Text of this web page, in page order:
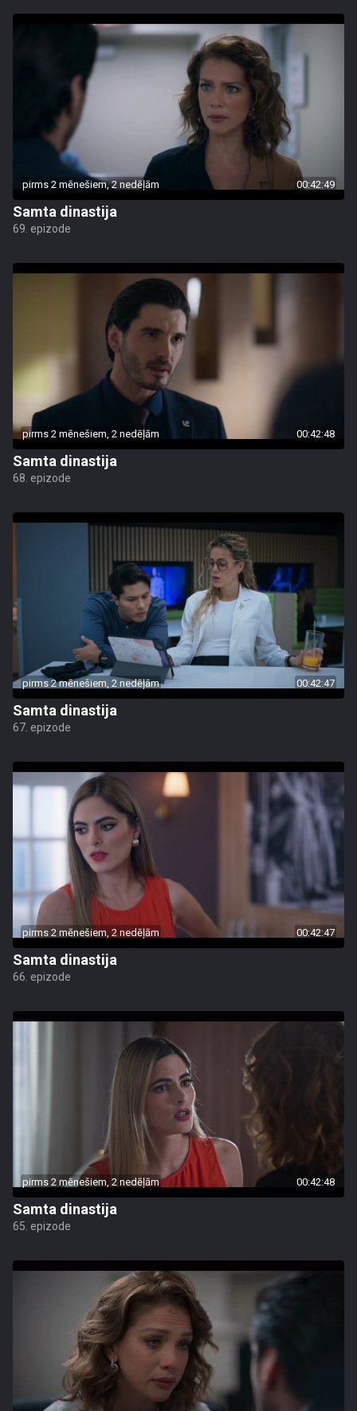
pirms 2 mēnešiem, 2 nedēļām 00:42:49
Samta dinastija
69. epizode
pirms 2 mēnešiem, 2 nedēļām 00:42:48
Samta dinastija
68. epizode
pirms 2 mēnešiem, 2 nedēļām 00:42:47
Samta dinastija
67. epizode
pirms 2 mēnešiem, 2 nedēļām 00:42:47
Samta dinastija
66. epizode
pirms 2 mēnešiem, 2 nedēļām 00:42:48
Samta dinastija
65. epizode